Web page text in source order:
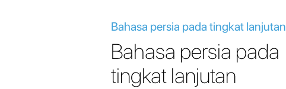
Bahasa persia pada tingkat lanjutan
Bahasa persia pada
tingkat lanjutan